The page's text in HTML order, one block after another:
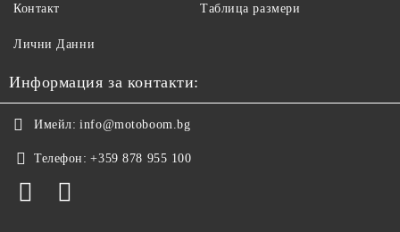
Контакт
Лични Данни
Таблица размери
Информация за контакти:
Имейл: info@motoboom.bg
Телефон: +359 878 955 100